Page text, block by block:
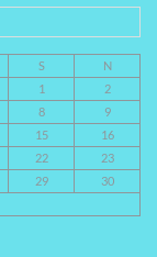
S
N
1
2
8
9
15
16
22
23
29
30